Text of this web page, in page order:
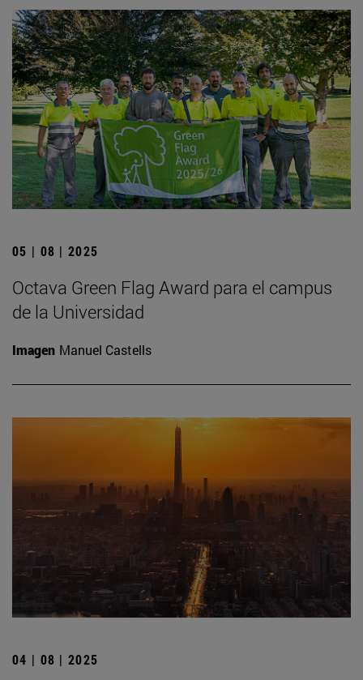
05 | 08 | 2025
Octava Green Flag Award para el campus
de la Universidad
Imagen Manuel Castells
04 | 08 | 2025